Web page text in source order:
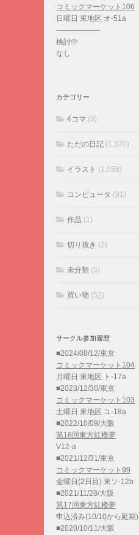
コミックマーケット106
日曜日 東地区 オ-51a
——————
検討中
なし
カテゴリー
4コマ (3)
ただの日記 (1,370)
イラスト (1,058)
コンピュータ (81)
作品 (1)
切り抜き (2)
未分類 (5)
買い物 (52)
サークル参加履歴
■2024/08/12/東京
コミックマーケット104
月曜日 東地区 ト-17a
■2023/12/30/東京
コミックマーケット103
土曜日 東地区 ユ-18a
■2022/10/09/大阪
第18回東方紅楼夢
V12-a
■2021/12/31/東京
コミックマーケット99
金曜日(2日目) 東ソ-12b
■2021/11/28/大阪
第17回東方紅楼夢
申込済み(10/10から延期)
■2020/10/11/大阪